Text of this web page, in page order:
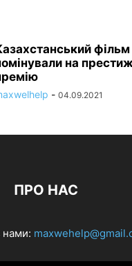
фільм
на
- 04.09.2021
ПРО НАС
нами: